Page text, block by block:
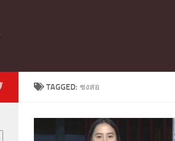
TAGGED: ชงสอ